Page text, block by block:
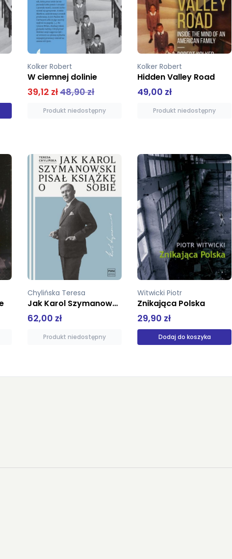
Kolker Robert
Hidden Valley Road
49,00 zł
Produkt niedostępny
Kolker Robert
W ciemnej dolinie
52,72 zł
Dodaj do koszyka
Jak Karol Szymanowski pisał książkę o sobie
Witwicki Piotr
Znikająca Polska
29,90 zł
Dodaj do koszyka
Lepecki Mieczysław
Niknący świat
19,90 zł 45,00 zł
Dodaj do koszyka